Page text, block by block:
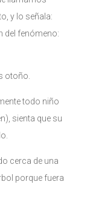
y lo señala:
del fenómeno:
otoño.
todo niño
sienta que su
cerca de una
porque fuera